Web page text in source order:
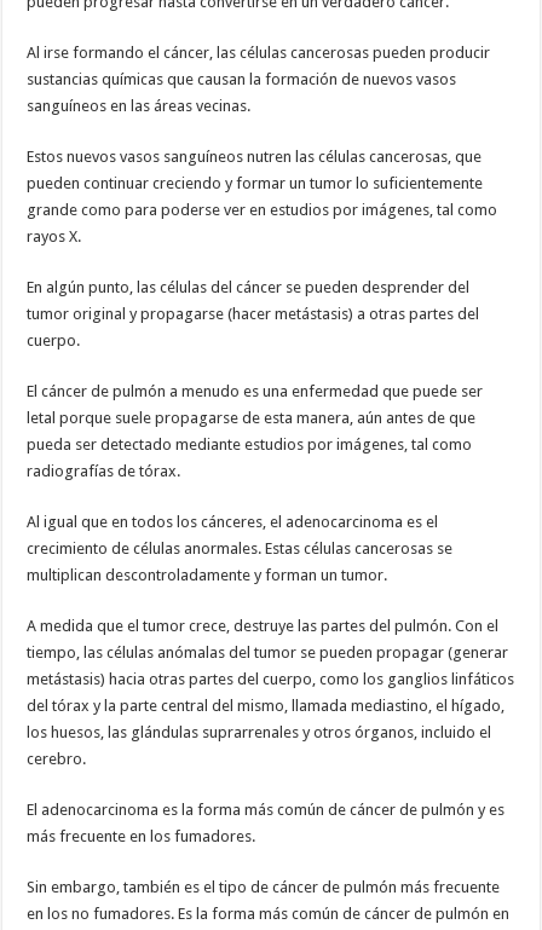
Al irse formando el cáncer, las células cancerosas pueden producir
sustancias químicas que causan la formación de nuevos vasos
sanguíneos en las áreas vecinas.
Estos nuevos vasos sanguíneos nutren las células cancerosas, que
pueden continuar creciendo y formar un tumor lo suficientemente
grande como para poderse ver en estudios por imágenes, tal como
rayos X.
En algún punto, las células del cáncer se pueden desprender del
tumor original y propagarse (hacer metástasis) a otras partes del
cuerpo.
El cáncer de pulmón a menudo es una enfermedad que puede ser
letal porque suele propagarse de esta manera, aún antes de que
pueda ser detectado mediante estudios por imágenes, tal como
radiografías de tórax.
Al igual que en todos los cánceres, el adenocarcinoma es el
crecimiento de células anormales. Estas células cancerosas se
multiplican descontroladamente y forman un tumor.
A medida que el tumor crece, destruye las partes del pulmón. Con el
tiempo, las células anómalas del tumor se pueden propagar (generar
metástasis) hacia otras partes del cuerpo, como los ganglios linfáticos
del tórax y la parte central del mismo, llamada mediastino, el hígado,
los huesos, las glándulas suprarrenales y otros órganos, incluido el
cerebro.
El adenocarcinoma es la forma más común de cáncer de pulmón y es
más frecuente en los fumadores.
Sin embargo, también es el tipo de cáncer de pulmón más frecuente
en los no fumadores. Es la forma más común de cáncer de pulmón en